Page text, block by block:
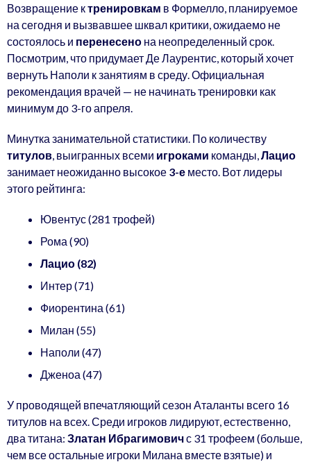
Возвращение ктренировкам в Формелло, планируемое
на сегодня и вызвавшее шквал критики, ожидаемо не
состоялось и перенесено на неопределенный срок.
Посмотрим, что придумает Де Лаурентис, который хочет
вернуть Наполи к занятиям в среду. Официальная
рекомендация врачей — не начинать тренировки как
минимум до 3-го апреля.
Минутка занимательной статистики. По количеству
титулов , выигранных всеми игроками команды, Лацио
занимает неожиданно высокое 3-е место. Вот лидеры
этого рейтинга:
Ювентус (281 трофей)
Рома (90)
Лацио (82)
Интер (71)
Фиорентина (61)
Милан (55)
Наполи (47)
Дженоа (47)
У проводящей впечатляющий сезон Аталанты всего 16
титулов на всех. Среди игроков лидируют, естественно,
два титана: Златан Ибрагимовичс 31 трофеем (больше,
чем все остальные игроки Милана вместе взятые) и